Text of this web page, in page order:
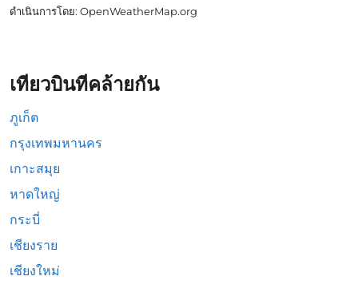
ดำเนินการโดย: OpenWeatherMap.org
เที่ยวบินที่คล้ายกัน
ภูเก็ต
กรุงเทพมหานคร
เกาะสมุย
หาดใหญ่
กระบี่
เชียงราย
เชียงใหม่